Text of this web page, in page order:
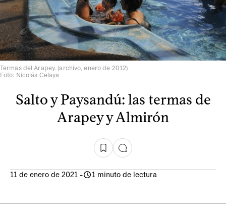
Termas del Arapey. (archivo, enero de 2012)
Foto: Nicolás Celaya
Salto y Paysandú: las termas de
Arapey y Almirón
11 de enero de 2021 - 1 minuto de lectura